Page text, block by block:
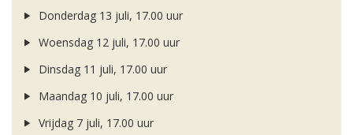
Donderdag 13 juli, 17.00 uur
Woensdag 12 juli, 17.00 uur
Dinsdag 11 juli, 17.00 uur
Maandag 10 juli, 17.00 uur
Vrijdag 7 juli, 17.00 uur